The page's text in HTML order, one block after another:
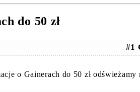
do 50 zł
#1
o Gainerach do 50 zł